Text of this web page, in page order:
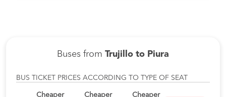
Buses from Trujillo to Piura
BUS TICKET PRICES ACCORDING TO TYPE OF SEAT
Cheaper
Cheaper
Cheaper